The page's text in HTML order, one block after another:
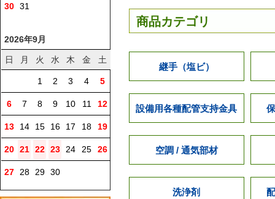
30 31
2026年9月
日 月 火 水 木 金 土
1 2 3 4 5
6 7 8 9 10 11 12
13 14 15 16 17 18 19
20 21 22 23 24 25 26
27 28 29 30
商品カテゴリ
継手（塩ビ）
設備用各種配管支持金具
空調 / 通気部材
洗浄剤